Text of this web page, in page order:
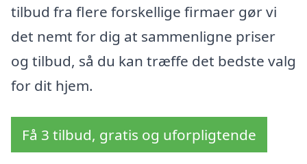
tilbud fra flere forskellige firmaer gør vi
det nemt for dig at sammenligne priser
og tilbud, så du kan træffe det bedste valg
for dit hjem.
Få 3 tilbud, gratis og uforpligtende